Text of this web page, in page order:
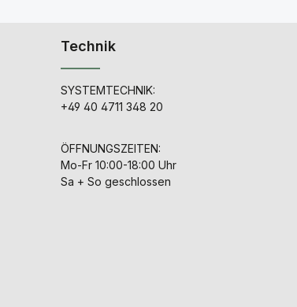
Technik
SYSTEMTECHNIK:
+49 40 4711 348 20
ÖFFNUNGSZEITEN:
Mo-Fr 10:00-18:00 Uhr
Sa + So geschlossen